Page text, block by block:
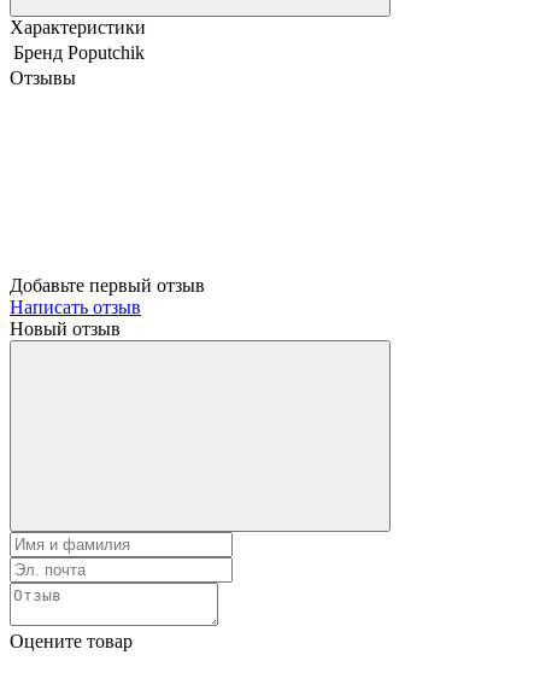
Характеристики
Бренд Poputchik
Отзывы
Добавьте первый отзыв
Написать отзыв
Новый отзыв
Оцените товар